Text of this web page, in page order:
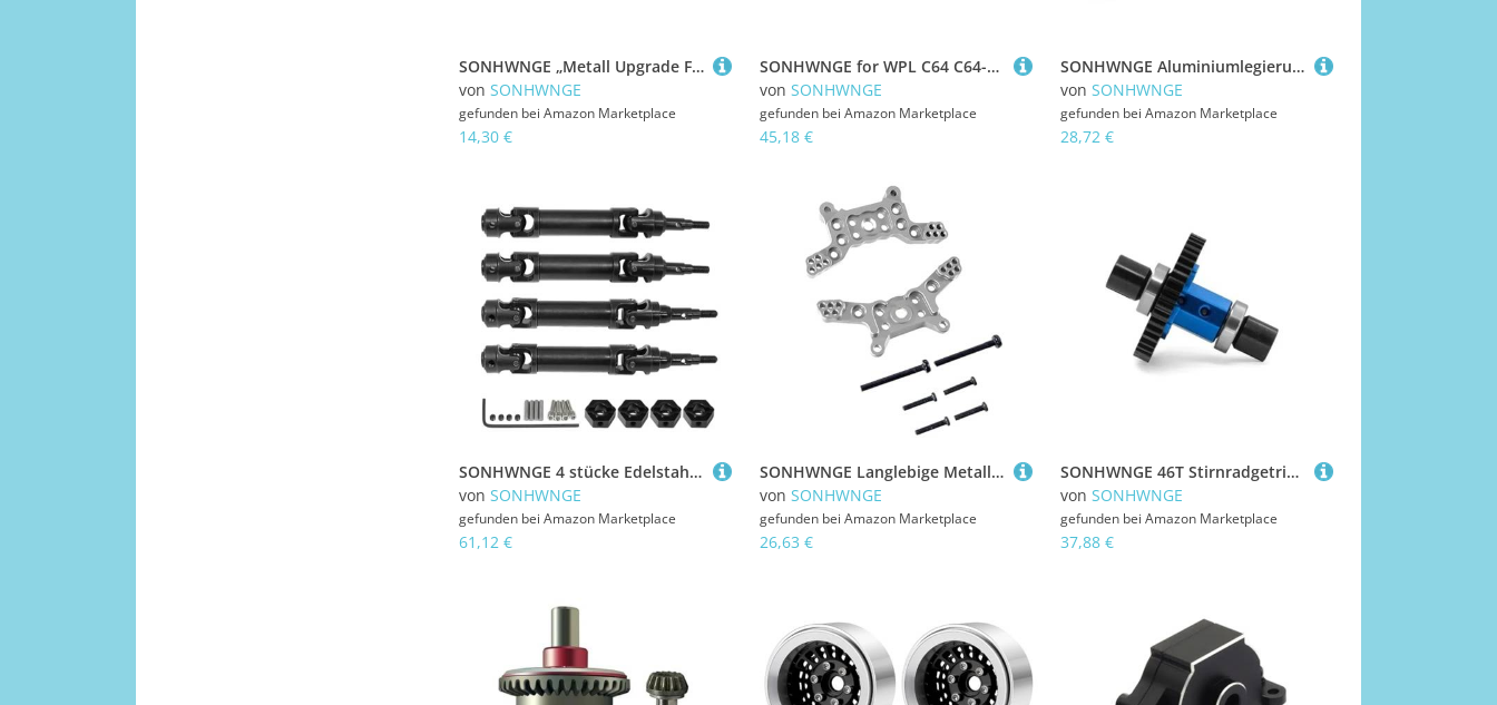
SONHWNGE „Metall Upgrade Front Upper Swing Arm for MJX 1/16 16207 16208 16209 16210 H6V3 M162 M163 RC Auto Teile“(Rood)
von SONHWNGE
gefunden bei Amazon Marketplace
14,30 €
SONHWNGE for WPL C64 C64-1 Metallchassis Verbindungsstange Zugstangenhalterung Stoßdämpferhalterung Servohalterungssatz 1/16 RC Auto-Upgrade-Teile Zubehör(Rood)
von SONHWNGE
gefunden bei Amazon Marketplace
45,18 €
SONHWNGE Aluminiumlegierung Lenkservo-Montagehalterung for Axial SCX10 II 90046 1/10 RC Crawler Auto-LKW-Modell-Upgrade-Teile
von SONHWNGE
gefunden bei Amazon Marketplace
28,72 €
SONHWNGE 4 stücke Edelstahl Vorderachse Welle und Hinten Antriebswelle for 1/10 for Trax-xas Slash 2WD 4X4 Rustler RC Auto Upgrade Zubehör(Zwart)
von SONHWNGE
gefunden bei Amazon Marketplace
61,12 €
SONHWNGE Langlebige Metall-Upgrade-Teile for MJX 1/14 RC-Auto H14BM 14209 14210 - Stoßdämpfer vorne und hinten(Silver)
von SONHWNGE
gefunden bei Amazon Marketplace
26,63 €
SONHWNGE 46T Stirnradgetriebe montiert Center Diff Gerade Welle -W195 for RC 1/8 4WD for Trax-xas for Schlitten RC Auto Upgrade Teile(Blauw)
von SONHWNGE
gefunden bei Amazon Marketplace
37,88 €